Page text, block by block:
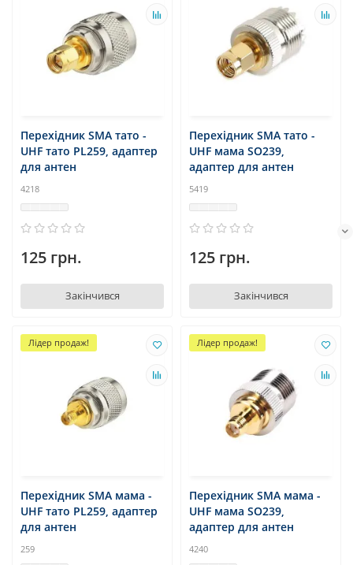
Перехідник SMA тато -
UHF тато PL259, адаптер
для антен
4218
125 грн.
Закінчився
Перехідник SMA тато -
UHF мама SO239,
адаптер для антен
5419
125 грн.
Закінчився
Лідер продаж!
Перехідник SMA мама -
UHF тато PL259, адаптер
для антен
259
Лідер продаж!
Перехідник SMA мама -
UHF мама SO239,
адаптер для антен
4240